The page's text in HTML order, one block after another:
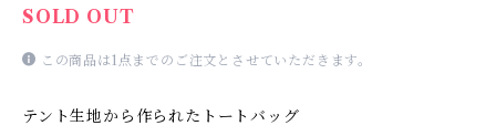
SOLD OUT
この商品は1点までのご注文とさせていただきます。
テント生地から作られたトートバッグ